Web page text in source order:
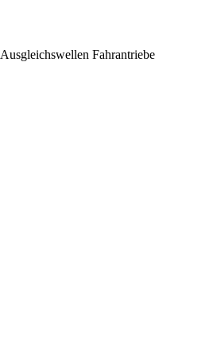
Ausgleichswellen Fahrantriebe